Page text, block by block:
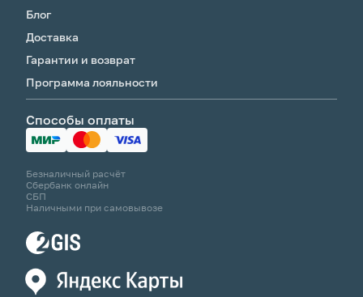
Блог
Доставка
Гарантии и возврат
Программа лояльности
Способы оплаты
Безналичный расчёт
Сбербанк онлайн
СБП
Наличными при самовывозе